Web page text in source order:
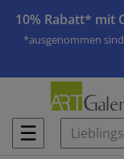
10% Rabatt* mit
*ausgenommen
☰